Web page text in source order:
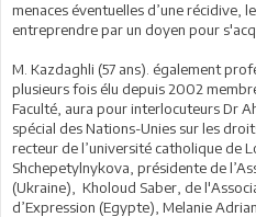
menaces éventuelles d’une récidive,
entreprendre par un doyen pour
M. Kazdaghli (57 ans). également
plusieurs fois élu depuis 2002
Faculté, aura pour interlocuteurs Dr
spécial des Nations-Unies sur les
recteur de l’université catholique de
Shchepetylnykova, présidente de
(Ukraine), Kholoud Saber, de
d’Expression (Egypte), Melanie